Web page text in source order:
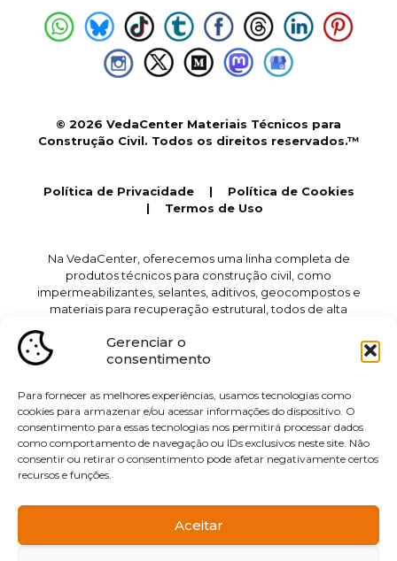
Gerenciar o
consentimento
Para fornecer as melhores experiências, usamos tecnologias como
cookies para armazenar e/ou acessar informações do dispositivo. O
consentimento para essas tecnologias nos permitirá processar dados
como comportamento de navegação ou IDs exclusivos neste site. Não
consentir ou retirar o consentimento pode afetar negativamente certos
recursos e funções.
Aceitar
© 2026 VedaCenter Materiais Técnicos para
Construção Civil. Todos os direitos reservados.™
Política de Privacidade| Política de Cookies
| Termos de Uso
Na VedaCenter, oferecemos uma linha completa de
produtos técnicos para construção civil, como
impermeabilizantes, selantes, aditivos, geocompostos e
materiais para recuperação estrutural, todos de alta
durabilidade das obras. Além disso, prestamos serviços
especializados de impermeabilização para lajes, piscinas,
utilizando técnicas avançadas e materiais de última
geração. Atendemos diversas cidades da região de
Jundiaí, incluindo Itupeva, Vinhedo, Indaiatuba, Itatiba,
Cabreúva, Cajamar, Várzea Paulista, Campo Limpo
Paulista, Jarinu, Francisco Morato e Louveira, sempre com
excelência e compromisso com a qualidade.
Desenvolvimento e Publicidade